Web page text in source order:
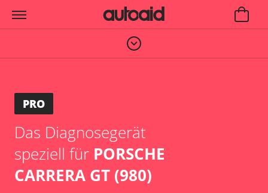
PRO
Das Diagnosegerät
speziell für PORSCHE
CARRERA GT (980)